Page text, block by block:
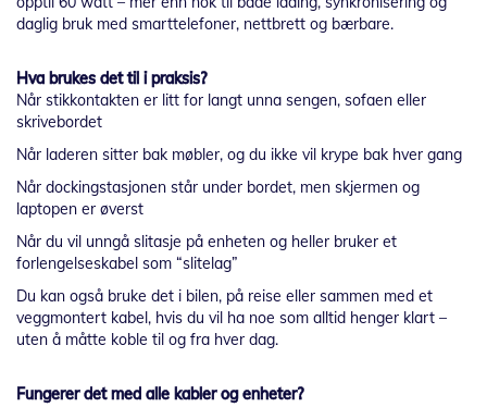
daglig bruk med smarttelefoner, nettbrett og bærbare.
Hva brukes det til i praksis?
Når stikkontakten er litt for langt unna sengen, sofaen eller
skrivebordet
Når laderen sitter bak møbler, og du ikke vil krype bak hver gang
Når dockingstasjonen står under bordet, men skjermen og
laptopen er øverst
Når du vil unngå slitasje på enheten og heller bruker et
forlengelseskabel som “slitelag”
Du kan også bruke det i bilen, på reise eller sammen med et
veggmontert kabel, hvis du vil ha noe som alltid henger klart –
uten å måtte koble til og fra hver dag.
Fungerer det med alle kabler og enheter?